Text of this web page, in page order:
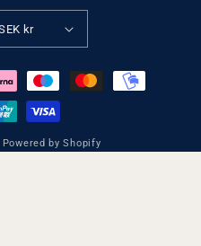
Sverige | SEK kr
Powered by Shopify